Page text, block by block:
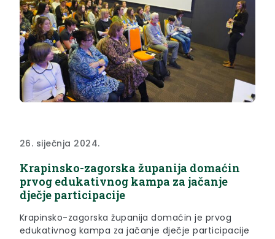
26. siječnja 2024.
Krapinsko-zagorska županija domaćin
prvog edukativnog kampa za jačanje
dječje participacije
Krapinsko-zagorska županija domaćin je prvog
edukativnog kampa za jačanje dječje participacije